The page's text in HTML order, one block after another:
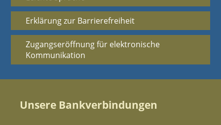
Erklärung zur Barrierefreiheit
Zugangseröffnung für elektronische
Kommunikation
Unsere Bankverbindungen